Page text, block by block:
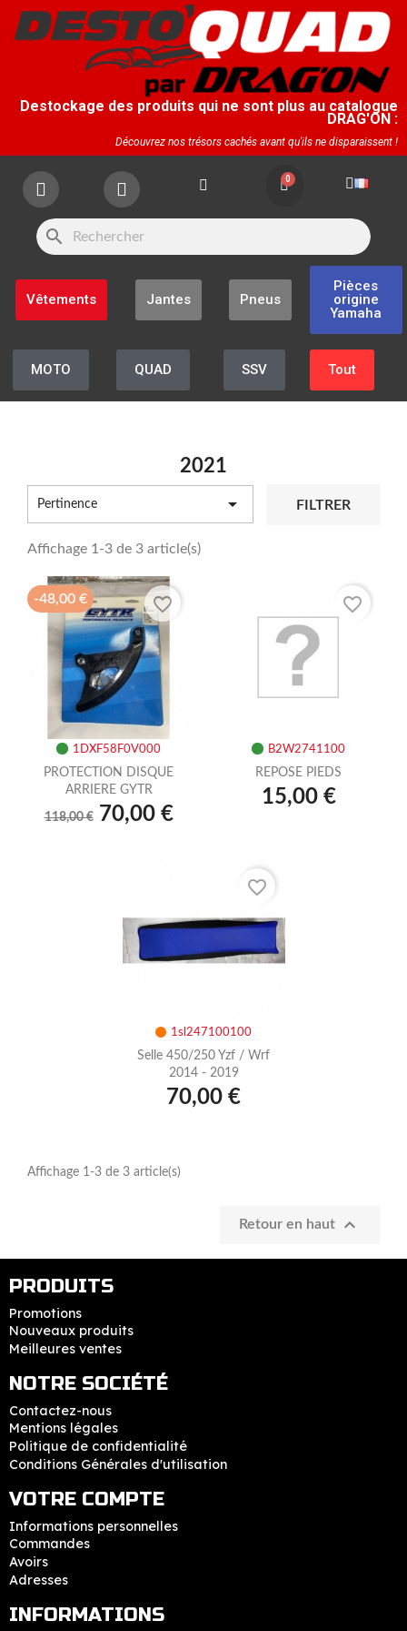
Destockage des produits qui ne sont plus au catalogue
DRAG'ON :
Découvrez nos trésors cachés avant qu'ils ne disparaissent !
search
Pièces
origine
Yamaha
Pneus
Jantes
Vêtements
Tout
SSV
QUAD
MOTO
2021
Pertinence  FILTRER
Affichage 1-3 de 3 article(s)
1DXF58F0V000
PROTECTION DISQUE
ARRIERE GYTR
118,00 € 70,00 €
-48,00 € favorite_border
B2W2741100
REPOSE PIEDS
15,00 €
favorite_border
1sl247100100
Selle 450/250 Yzf / Wrf
2014 - 2019
70,00 €
favorite_border
Affichage 1-3 de 3 article(s)
Retour en haut 
PRODUITS
Promotions
Nouveaux produits
Meilleures ventes
NOTRE SOCIÉTÉ
Contactez-nous
Mentions légales
Politique de confidentialité
Conditions Générales d'utilisation
VOTRE COMPTE
Informations personnelles
Commandes
Avoirs
Adresses
INFORMATIONS